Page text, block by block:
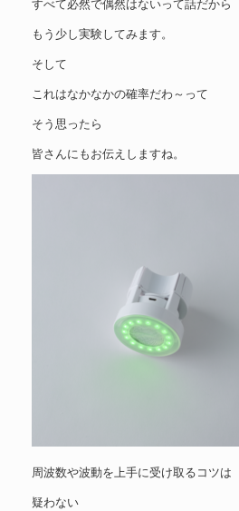
もう少し実験してみます。
そして
これはなかなかの確率だわ～って
そう思ったら
皆さんにもお伝えしますね。
周波数や波動を上手に受け取るコツは
疑わない